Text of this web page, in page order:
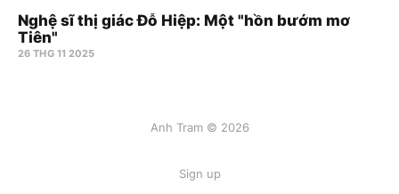
Nghệ sĩ thị giác Đỗ Hiệp: Một "hồn bướm mơ
Tiên"
26 THG 11 2025
Anh Tram © 2026
Sign up